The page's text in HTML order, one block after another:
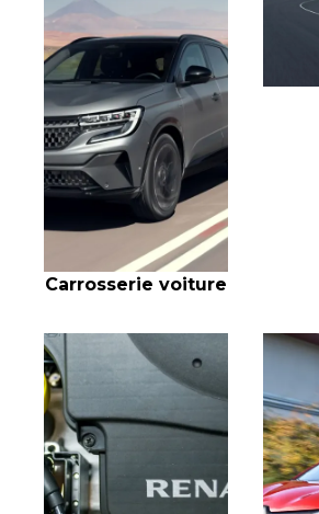
Carrosserie voiture